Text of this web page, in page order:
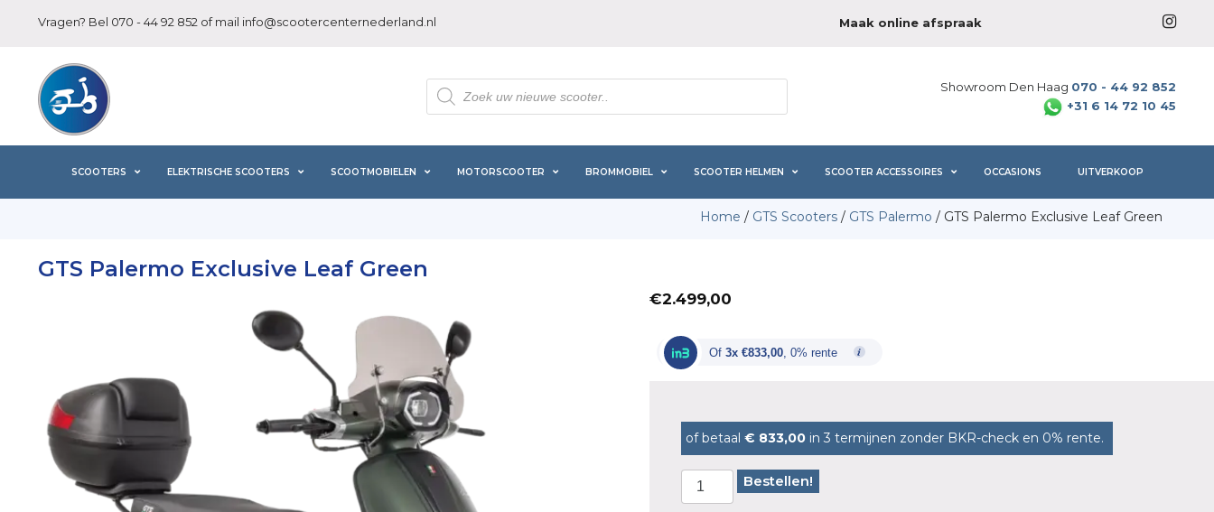
Vragen? Bel 070 - 44 92 852 of mail info@scootercenternederland.nl Maak online afspraak
Producten
zoeken
Showroom Den Haag 070 - 44 92 852
+31 6 14 72 10 45
SCOOTERS ELEKTRISCHE SCOOTERS SCOOTMOBIELEN MOTORSCOOTER BROMMOBIEL SCOOTER HELMEN SCOOTER ACCESSOIRES OCCASIONS UITVERKOOP
Home / GTS Scooters / GTS Palermo / GTS Palermo Exclusive Leaf Green
GTS Palermo Exclusive Leaf Green
€2.499,00
Of 3x €833,00, 0% rente
of betaal € 833,00in 3 termijnen zonder BKR-check en 0% rente.
Bestellen!